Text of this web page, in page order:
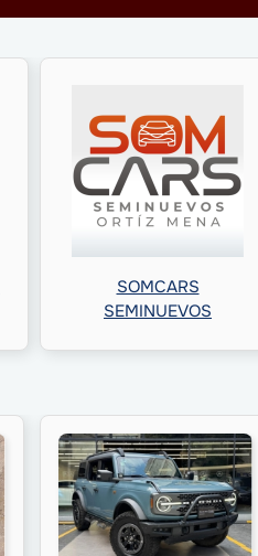
SOMCARS
SEMINUEVOS